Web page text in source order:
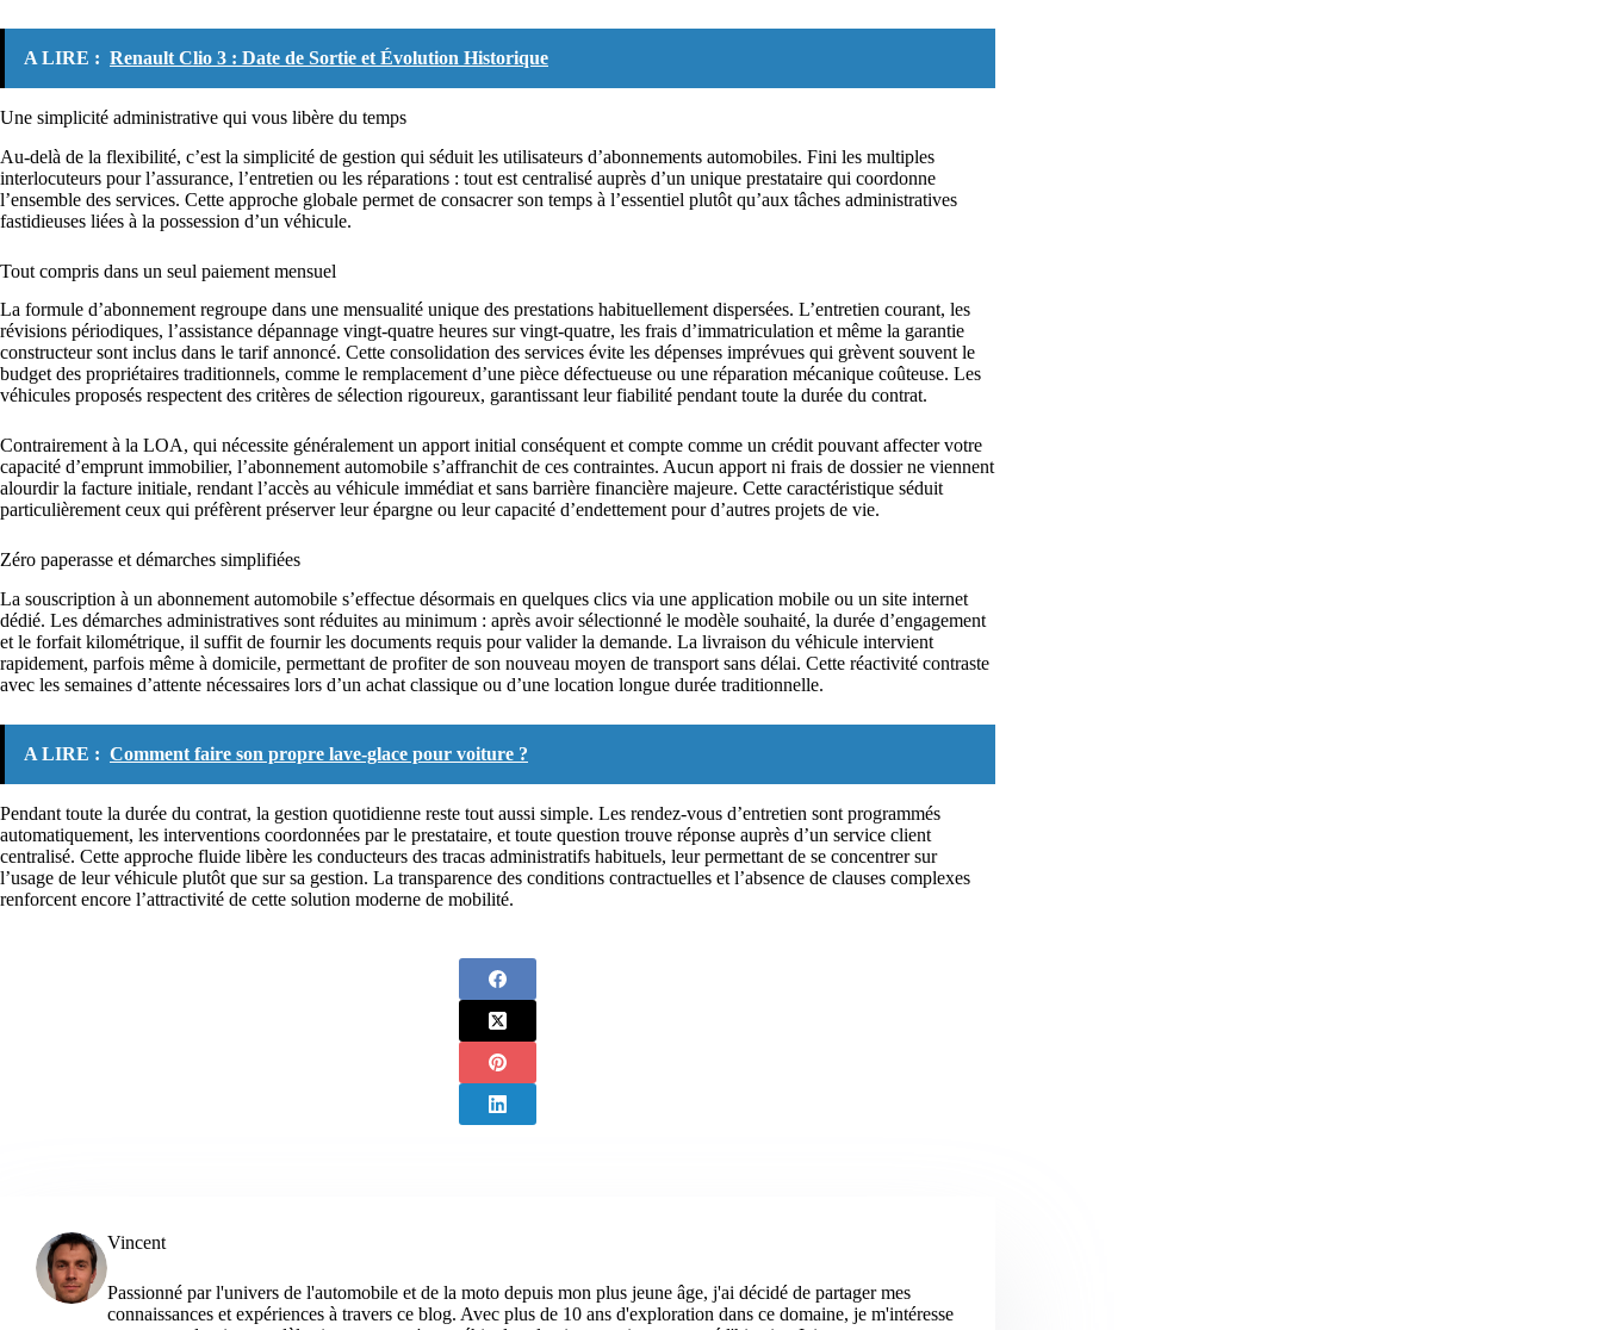
A LIRE : Renault Clio 3 : Date de Sortie et Évolution Historique
Une simplicité administrative qui vous libère du temps
Au-delà de la flexibilité, c’est la simplicité de gestion qui séduit les utilisateurs d’abonnements automobiles. Fini les multiples
interlocuteurs pour l’assurance, l’entretien ou les réparations : tout est centralisé auprès d’un unique prestataire qui coordonne
l’ensemble des services. Cette approche globale permet de consacrer son temps à l’essentiel plutôt qu’aux tâches administratives
fastidieuses liées à la possession d’un véhicule.
Tout compris dans un seul paiement mensuel
La formule d’abonnement regroupe dans une mensualité unique des prestations habituellement dispersées. L’entretien courant, les
révisions périodiques, l’assistance dépannage vingt-quatre heures sur vingt-quatre, les frais d’immatriculation et même la garantie
constructeur sont inclus dans le tarif annoncé. Cette consolidation des services évite les dépenses imprévues qui grèvent souvent le
budget des propriétaires traditionnels, comme le remplacement d’une pièce défectueuse ou une réparation mécanique coûteuse. Les
véhicules proposés respectent des critères de sélection rigoureux, garantissant leur fiabilité pendant toute la durée du contrat.
Contrairement à la LOA, qui nécessite généralement un apport initial conséquent et compte comme un crédit pouvant affecter votre
capacité d’emprunt immobilier, l’abonnement automobile s’affranchit de ces contraintes. Aucun apport ni frais de dossier ne viennent
alourdir la facture initiale, rendant l’accès au véhicule immédiat et sans barrière financière majeure. Cette caractéristique séduit
particulièrement ceux qui préfèrent préserver leur épargne ou leur capacité d’endettement pour d’autres projets de vie.
Zéro paperasse et démarches simplifiées
La souscription à un abonnement automobile s’effectue désormais en quelques clics via une application mobile ou un site internet
dédié. Les démarches administratives sont réduites au minimum : après avoir sélectionné le modèle souhaité, la durée d’engagement
et le forfait kilométrique, il suffit de fournir les documents requis pour valider la demande. La livraison du véhicule intervient
rapidement, parfois même à domicile, permettant de profiter de son nouveau moyen de transport sans délai. Cette réactivité contraste
avec les semaines d’attente nécessaires lors d’un achat classique ou d’une location longue durée traditionnelle.
A LIRE : Comment faire son propre lave-glace pour voiture ?
Pendant toute la durée du contrat, la gestion quotidienne reste tout aussi simple. Les rendez-vous d’entretien sont programmés
automatiquement, les interventions coordonnées par le prestataire, et toute question trouve réponse auprès d’un service client
centralisé. Cette approche fluide libère les conducteurs des tracas administratifs habituels, leur permettant de se concentrer sur
l’usage de leur véhicule plutôt que sur sa gestion. La transparence des conditions contractuelles et l’absence de clauses complexes
renforcent encore l’attractivité de cette solution moderne de mobilité.
Vincent
Passionné par l'univers de l'automobile et de la moto depuis mon plus jeune âge, j'ai décidé de partager mes
connaissances et expériences à travers ce blog. Avec plus de 10 ans d'exploration dans ce domaine, je m'intéresse